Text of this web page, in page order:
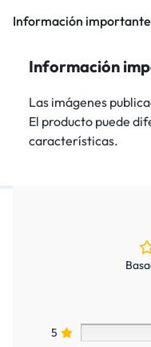
Información importante
Información
Las imágenes
El producto puede
características.
5